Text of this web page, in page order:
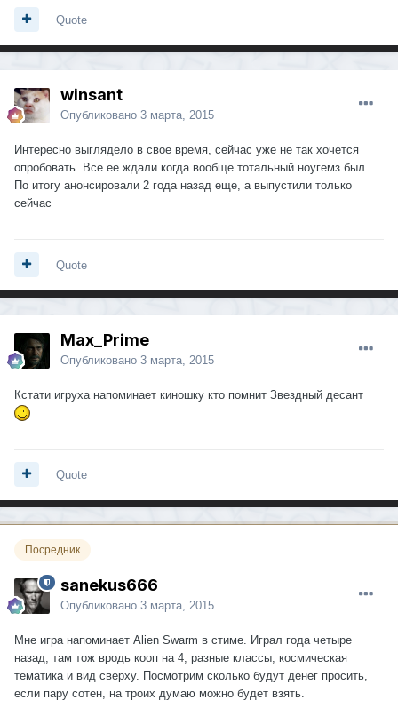
Quote
winsant
Опубликовано 3 марта, 2015
Интересно выглядело в свое время, сейчас уже не так хочется
опробовать. Все ее ждали когда вообще тотальный ноугемз был.
По итогу анонсировали 2 года назад еще, а выпустили только
сейчас
Quote
Max_Prime
Опубликовано 3 марта, 2015
Кстати игруха напоминает киношку кто помнит Звездный десант
Quote
Посредник
sanekus666
Опубликовано 3 марта, 2015
Мне игра напоминает Alien Swarm в стиме. Играл года четыре
назад, там тож вродь кооп на 4, разные классы, космическая
тематика и вид сверху. Посмотрим сколько будут денег просить,
если пару сотен, на троих думаю можно будет взять.